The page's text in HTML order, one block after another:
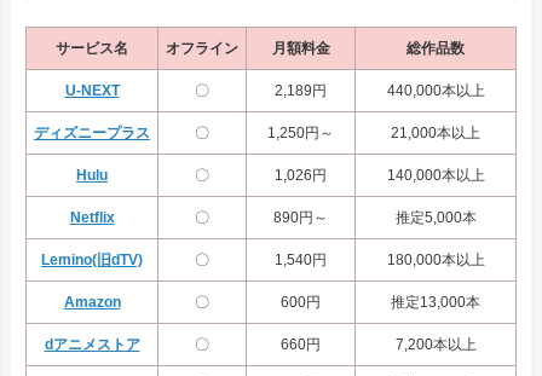
サービス名 オフライン 月額料金 総作品数
U-NEXT 〇 2,189円 440,000本以上
ディズニープラス 〇 1,250円～ 21,000本以上
Hulu 〇 1,026円 140,000本以上
Netflix 〇 890円～ 推定5,000本
Lemino(旧dTV) 〇 1,540円 180,000本以上
Amazon 〇 600円 推定13,000本
dアニメストア 〇 660円 7,200本以上